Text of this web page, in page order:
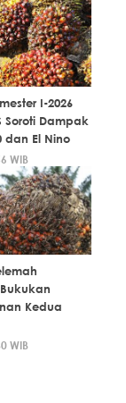
I-2026
Soroti Dampak
dan El Nino
WIB
Kedua
WIB